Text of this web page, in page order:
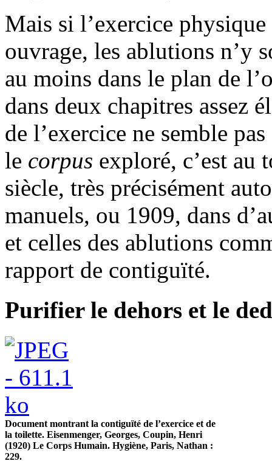
Mais si l’exercice physique
ouvrage, les ablutions n’y
au moins dans le plan de
dans deux chapitres assez
de l’exercice ne semble
le corpus exploré, c’est
siècle, très précisément
manuels, ou 1909, dans
et celles des ablutions
rapport de contiguïté.
Purifier le dehors et le
Document montrant la contiguïté de l’exercice et de
la toilette. Eisenmenger, Georges, Coupin, Henri
(1920) Le Corps Humain. Hygiène, Paris, Nathan :
229.